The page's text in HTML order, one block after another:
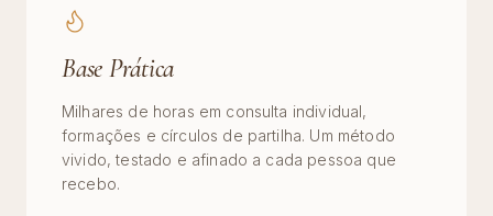
Base Prática
Milhares de horas em consulta individual,
formações e círculos de partilha. Um método
vivido, testado e afinado a cada pessoa que
recebo.